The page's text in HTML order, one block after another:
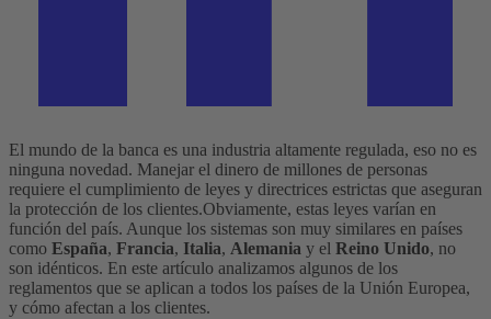
El mundo de la banca es una industria altamente regulada, eso no es
ninguna novedad. Manejar el dinero de millones de personas
requiere el cumplimiento de leyes y directrices estrictas que aseguran
la protección de los clientes.Obviamente, estas leyes varían en
función del país. Aunque los sistemas son muy similares en países
como España, Francia, Italia, Alemania y el Reino Unido, no
son idénticos. En este artículo analizamos algunos de los
reglamentos que se aplican a todos los países de la Unión Europea,
y cómo afectan a los clientes.